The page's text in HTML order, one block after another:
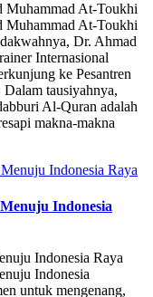
Muhammad At-Toukhi
Muhammad At-Toukhi
Dr. Ahmad
Internasional
ke Pesantren
tausiyahnya,
Al-Quran adalah
makna-makna
Indonesia
Indonesia Raya
Indonesia
untuk mengenang,